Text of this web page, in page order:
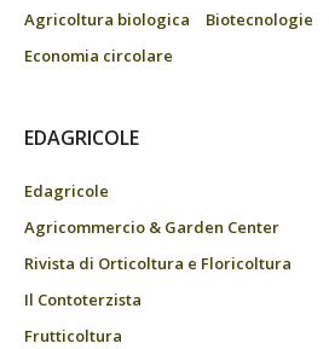
Agricoltura biologica
Biotecnologie
Economia circolare
EDAGRICOLE
Edagricole
Agricommercio & Garden Center
Rivista di Orticoltura e Floricoltura
Il Contoterzista
Frutticoltura